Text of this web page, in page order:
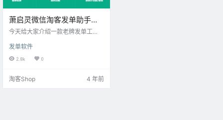
萧启灵微信淘客发单助手内
部版
今天给大家介绍一款老牌发单工
发单助手分公开版和内部版，公开
版是免费对外开放的，拥有基础的
nzoui.com/b07x7n7eh 萧启灵基本
发单软件
2.8k 0
淘客Shop 4 年前